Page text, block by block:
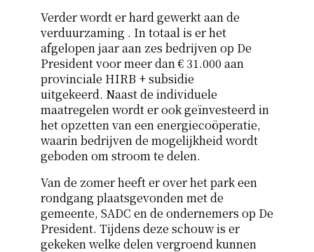
Verder wordt er hard gewerkt aan de
verduurzaming . In totaal is er het
afgelopen jaar aan zes bedrijven op De
President voor meer dan € 31.000 aan
provinciale HIRB + subsidie
uitgekeerd. Naast de individuele
maatregelen wordt er ook geïnvesteerd in
het opzetten van een energiecoöperatie,
waarin bedrijven de mogelijkheid wordt
geboden om stroom te delen.
Van de zomer heeft er over het park een
rondgang plaatsgevonden met de
gemeente, SADC en de ondernemers op De
President. Tijdens deze schouw is er
gekeken welke delen vergroend kunnen